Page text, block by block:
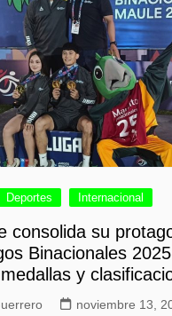
Deportes Internacional
consolida su
Binacionales
y
noviembre 13,